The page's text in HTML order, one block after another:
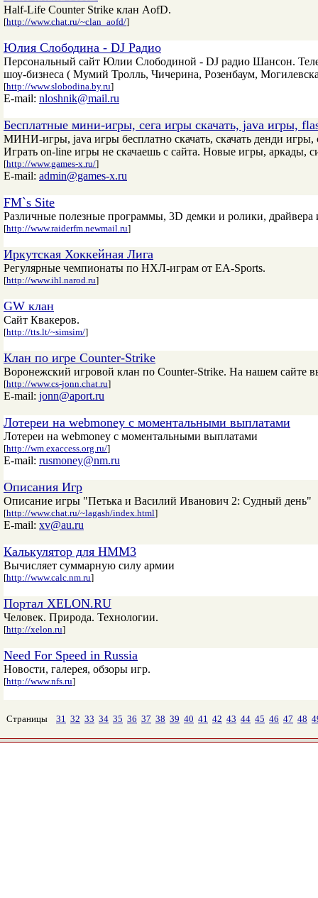
Half-Life Counter Strike клан AofD.
[http://www.chat.ru/~clan_aofd/]
Юлия Слободина - DJ Радио
Персональный сайт Юлии Слободиной - DJ радио Шансон.
шоу-бизнеса ( Мумий Тролль, Чичерина, Розенбаум,
[http://www.slobodina.by.ru]
E-mail: nloshnik@mail.ru
Бесплатные мини-игры, сега игры скачать, java игры,
МИНИ-игры, java игры бесплатно скачать, скачать денди
Играть on-line игры не скачаешь с сайта. Новые игры,
[http://www.games-x.ru/]
E-mail: admin@games-x.ru
FM`s Site
Различные полезные программы, 3D демки и ролики, драйвера
[http://www.raiderfm.newmail.ru]
Иркутская Хоккейная Лига
Регулярные чемпионаты по НХЛ-играм от EA-Sports.
[http://www.ihl.narod.ru]
GW клан
Сайт Квакеров.
[http://tts.lt/~simsim/]
Клан по игре Counter-Strike
Воронежский игровой клан по Counter-Strike. На нашем сайте
[http://www.cs-jonn.chat.ru]
E-mail: jonn@aport.ru
Лотереи на webmoney с моментальными выплатами
Лотереи на webmoney с моментальными выплатами
[http://wm.exaccess.org.ru/]
E-mail: rusmoney@nm.ru
Описания Игр
Описание игры "Петька и Василий Иванович 2: Судный день"
[http://www.chat.ru/~lagash/index.html]
E-mail: xv@au.ru
Калькулятор для HMM3
Вычисляет суммарную силу армии
[http://www.calc.nm.ru]
Портал XELON.RU
Человек. Природа. Технологии.
[http://xelon.ru]
Need For Speed in Russia
Новости, галерея, обзоры игр.
[http://www.nfs.ru]
Страницы 31 32 33 34 35 36 37 38 39 40 41 42 43 44 45 46 47 48